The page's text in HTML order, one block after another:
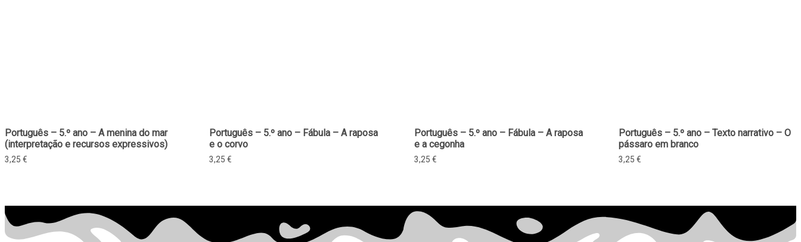
Português – 5.º ano – A menina do mar
(interpretação e recursos expressivos)
3,25 €
Português – 5.º ano – Fábula – A raposa
e o corvo
3,25€
Português – 5.º ano – Fábula – A raposa
e a cegonha
3,25 €
Português – 5.º ano – Texto narrativo – O
pássaro em branco
3,25 €